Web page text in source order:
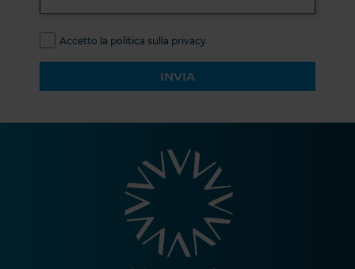
Accetto la politica sulla privacy
INVIA